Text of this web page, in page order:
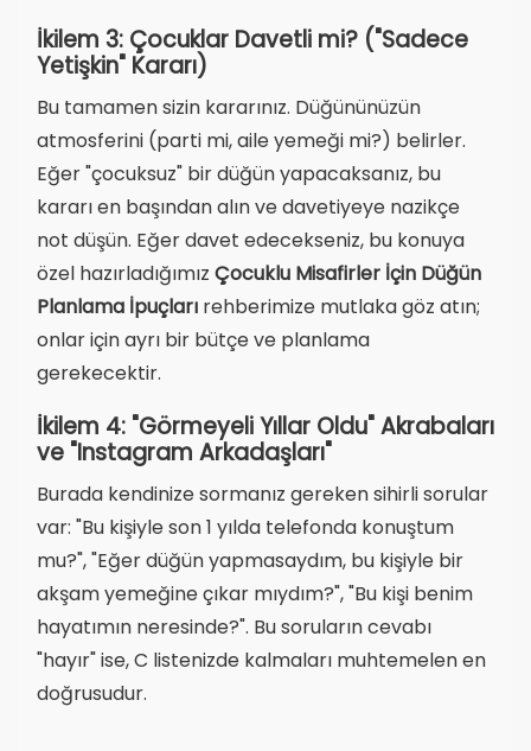
İkilem 3: Çocuklar Davetli mi? ("Sadece
Yetişkin" Kararı)
Bu tamamen sizin kararınız. Düğününüzün
atmosferini (parti mi, aile yemeği mi?) belirler.
Eğer "çocuksuz" bir düğün yapacaksanız, bu
kararı en başından alın ve davetiyeye nazikçe
not düşün. Eğer davet edecekseniz, bu konuya
özel hazırladığımız Çocuklu Misafirler İçin Düğün
Planlama İpuçları rehberimize mutlaka göz atın;
onlar için ayrı bir bütçe ve planlama
gerekecektir.
İkilem 4: "Görmeyeli Yıllar Oldu" Akrabaları
ve "Instagram Arkadaşları"
Burada kendinize sormanız gereken sihirli sorular
var: "Bu kişiyle son 1 yılda telefonda konuştum
mu?", "Eğer düğün yapmasaydım, bu kişiyle bir
akşam yemeğine çıkar mıydım?", "Bu kişi benim
hayatımın neresinde?". Bu soruların cevabı
"hayır" ise, C listenizde kalmaları muhtemelen en
doğrusudur.